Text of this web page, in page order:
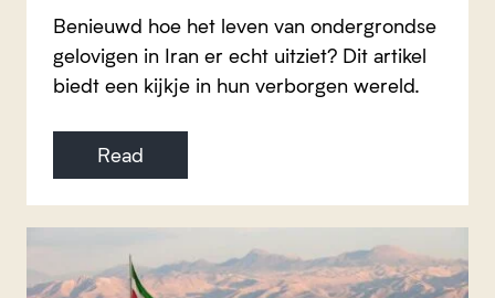
Benieuwd hoe het leven van ondergrondse
gelovigen in Iran er echt uitziet? Dit artikel
biedt een kijkje in hun verborgen wereld.
Read